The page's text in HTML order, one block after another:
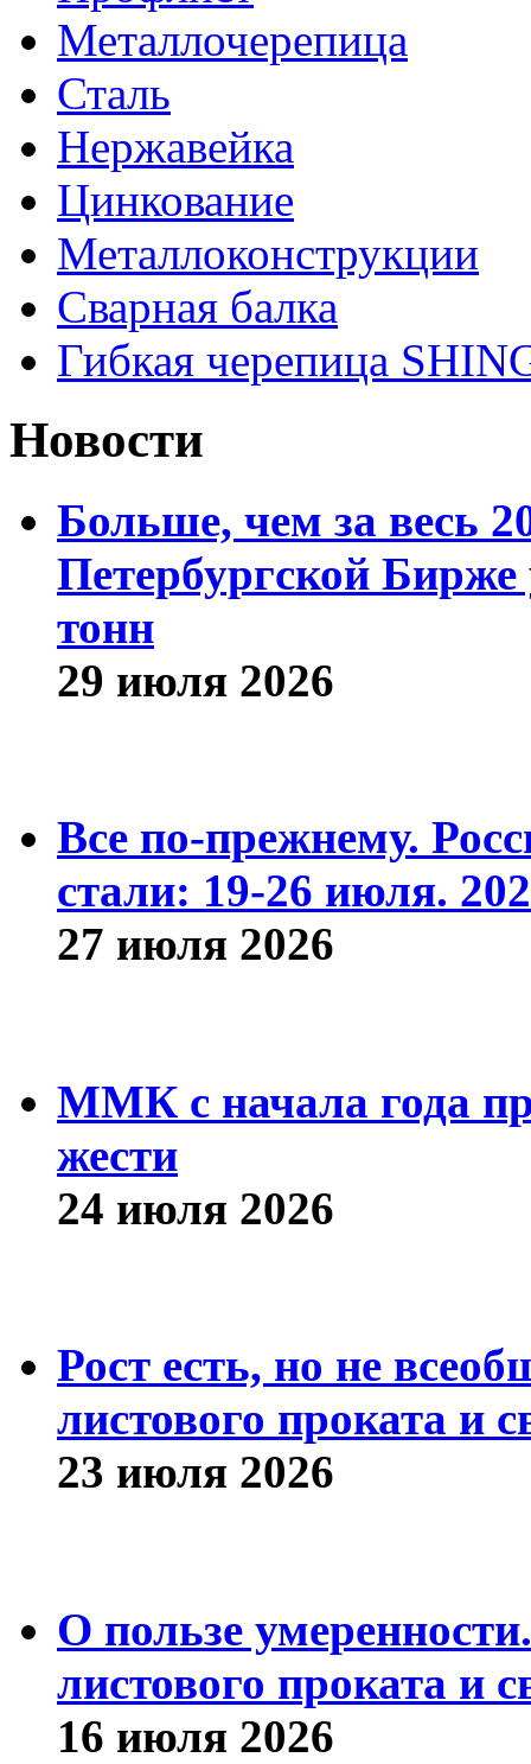
Металлочерепица
Сталь
Нержавейка
Цинкование
Металлоконструкции
Сварная балка
Гибкая черепица
Новости
Больше, чем за весь
Петербургской
тонн
29 июля 2026
Все по-прежнему.
стали: 19-26 июля.
27 июля 2026
ММК с начала года
жести
24 июля 2026
Рост есть, но не
листового проката и
23 июля 2026
О пользе
листового проката и
16 июля 2026